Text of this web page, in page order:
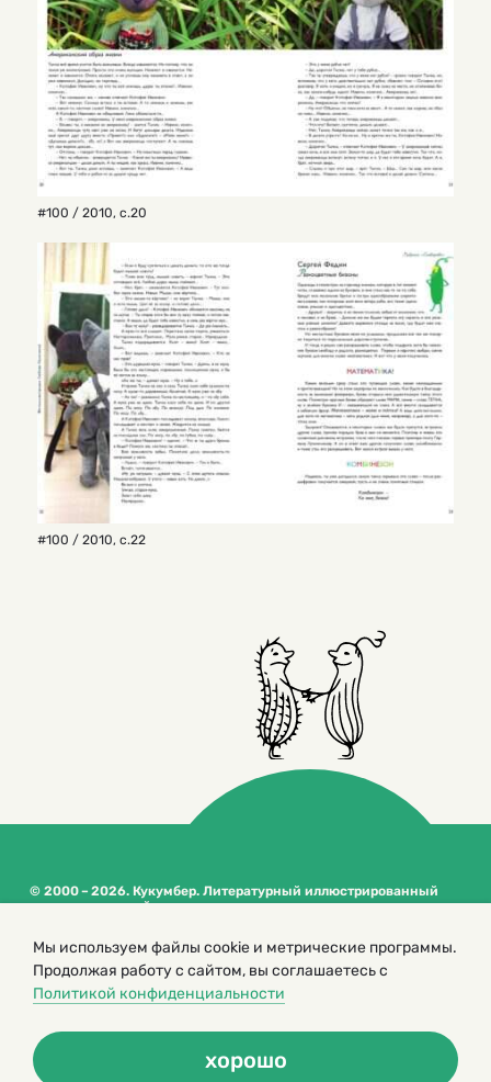
#100 / 2010, с.20
#100 / 2010, с.22
© 2000 – 2026. Кукумбер. Литературный иллюстрированный
журнал для детей
сайта
Политика конфиденциальности
Мы используем файлы cookie и метрические программы.
Продолжая работу с сайтом, вы соглашаетесь с
Политикой конфиденциальности
хорошо